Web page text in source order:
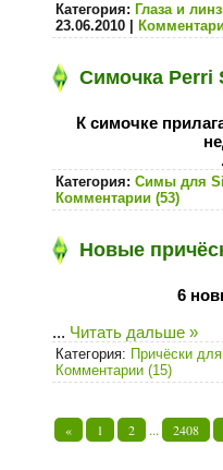
Категория: Глаза и
23.06.2010
Симочка Perri
К симочке
Категория: Симы для
Комментарии (53)
Новые
6
... Читать дальше »
Категория: Причёски
Комментарии (15)
« 1 2 ... 2408